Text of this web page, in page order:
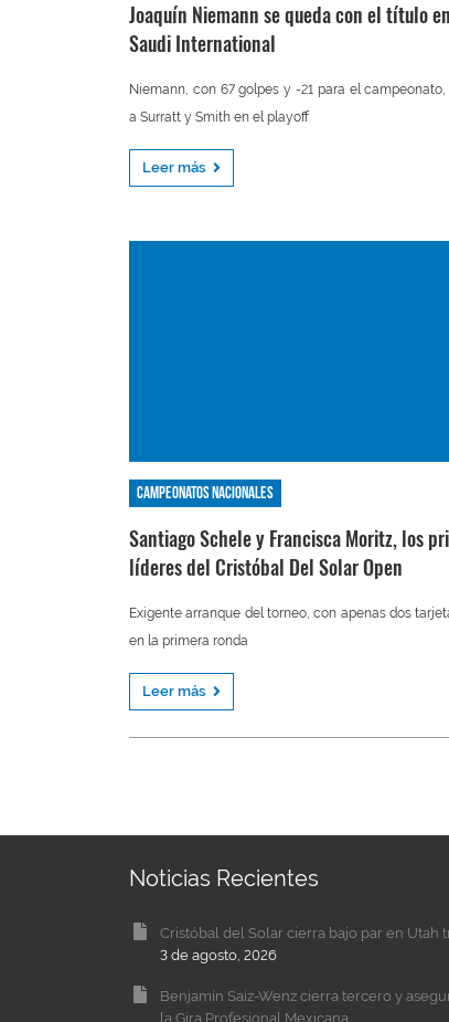
Joaquín Niemann se queda con el título
Saudi International
Niemann, con 67 golpes y -21 para el
a Surratt y Smith en el playoff
Leer más
Campeonatos nacionales
Santiago Schele y Francisca Moritz, los
líderes del Cristóbal Del Solar Open
Exigente arranque del torneo, con apenas dos
en la primera ronda
Leer más
Noticias Recientes
Cristóbal del Solar cierra bajo par en Utah
3 de agosto, 2026
Benjamín Saiz-Wenz cierra tercero y
la Gira Profesional Mexicana